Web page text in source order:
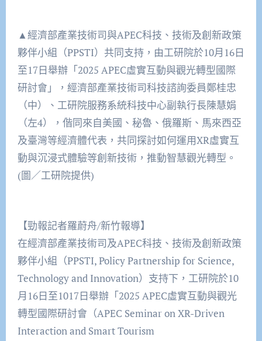
▲經濟部產業技術司與APEC科技、技術及創新政策
夥伴小組（PPSTI）共同支持，由工研院於10月16日
至17日舉辦「2025 APEC虛實互動與觀光轉型國際
研討會」，經濟部產業技術司科技諮詢委員鄭桂忠
（中）、工研院服務系統科技中心副執行長陳慧娟
（左4），偕同來自美國、秘魯、俄羅斯、馬來西亞
及臺灣等經濟體代表，共同探討如何運用XR虛實互
動與沉浸式體驗等創新技術，推動智慧觀光轉型。
(圖／工研院提供)
【勁報記者羅蔚舟/新竹報導】
在經濟部產業技術司及APEC科技、技術及創新政策
夥伴小組（PPSTI, Policy Partnership for Science,
Technology and Innovation）支持下，工研院於10
月16日至1017日舉辦「2025 APEC虛實互動與觀光
轉型國際研討會（APEC Seminar on XR-Driven
Interaction and Smart Tourism